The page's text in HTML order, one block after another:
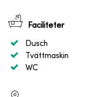
Faciliteter
Dusch
Tvättmaskin
WC